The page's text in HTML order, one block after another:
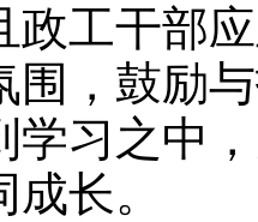
政工干部
围，鼓励
学习之中
长。